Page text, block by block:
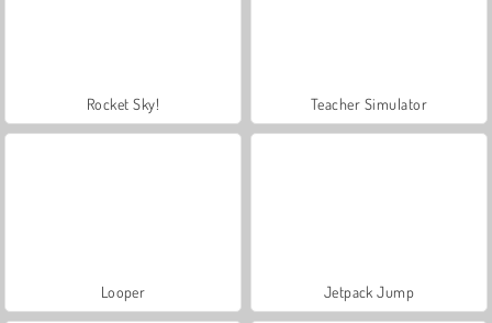
Rocket Sky! Teacher Simulator
Looper Jetpack Jump